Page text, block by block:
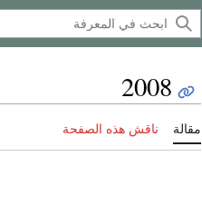
2008
مقالة ناقش هذه الصفحة